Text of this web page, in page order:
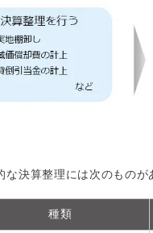
な決算整理には次のものが
種類